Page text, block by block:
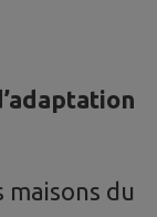
maisons du